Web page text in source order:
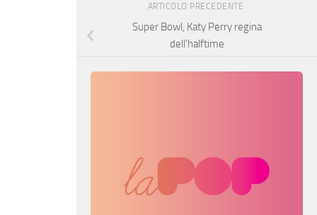
ARTICOLO PRECEDENTE
Super Bowl, Katy Perry regina
dell’halftime